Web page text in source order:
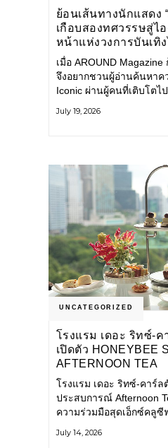
ย้อนเส้นทางนักแสดง
เกือบสองทศวรรษสู่ไ
หน้าแห่งวงการบันเทิ
เมื่อ AROUND Magazine
จึงอยากชวนผู้อ่านค้นหาค
Iconic ผ่านผู้คนที่เติบโตไ
คือ มาริโอ้ เมาเร่อ
July 19, 2026
UNCATEGORIZED
โรงแรม เดอะ ริทซ์-ค
เปิดตัว HONEYBEE
AFTERNOON TEA
COLLABORATION ณ
(CALEŌ) ชวนสัมผัส
หวานร่วมสมัยจากกรุ
โรงแรม เดอะ ริทซ์-คาร์ล
ประสบการณ์ Afternoon
ความร่วมมือสุดเอ็กซ์คลูซี
ดังจากกรุงโซล นำโดยเช
July 14, 2026